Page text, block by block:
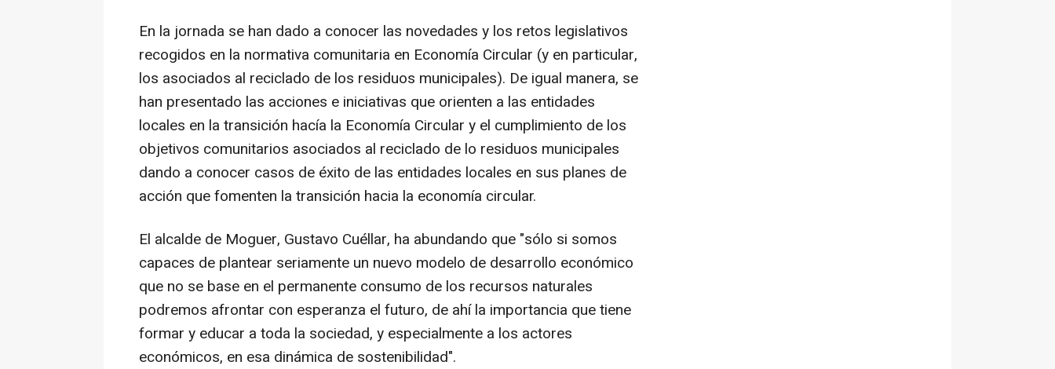
En la jornada se han dado a conocer las novedades y los retos legislativos
recogidos en la normativa comunitaria en Economía Circular (y en particular,
los asociados al reciclado de los residuos municipales). De igual manera, se
han presentado las acciones e iniciativas que orienten a las entidades
locales en la transición hacía la Economía Circular y el cumplimiento de los
objetivos comunitarios asociados al reciclado de lo residuos municipales
dando a conocer casos de éxito de las entidades locales en sus planes de
acción que fomenten la transición hacia la economía circular.
El alcalde de Moguer, Gustavo Cuéllar, ha abundando que "sólo si somos
capaces de plantear seriamente un nuevo modelo de desarrollo económico
que no se base en el permanente consumo de los recursos naturales
podremos afrontar con esperanza el futuro, de ahí la importancia que tiene
formar y educar a toda la sociedad, y especialmente a los actores
económicos, en esa dinámica de sostenibilidad".